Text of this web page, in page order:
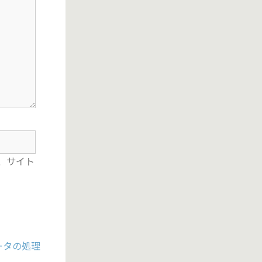
サイト
の処理